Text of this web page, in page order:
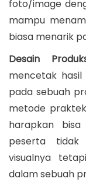
foto/image
mampu
biasa menarik
Desain
mencetak
pada sebuah
metode
harapkan
peserta tidak
visualnya
dalam sebuah